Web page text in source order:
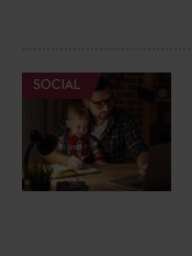
SOCIAL